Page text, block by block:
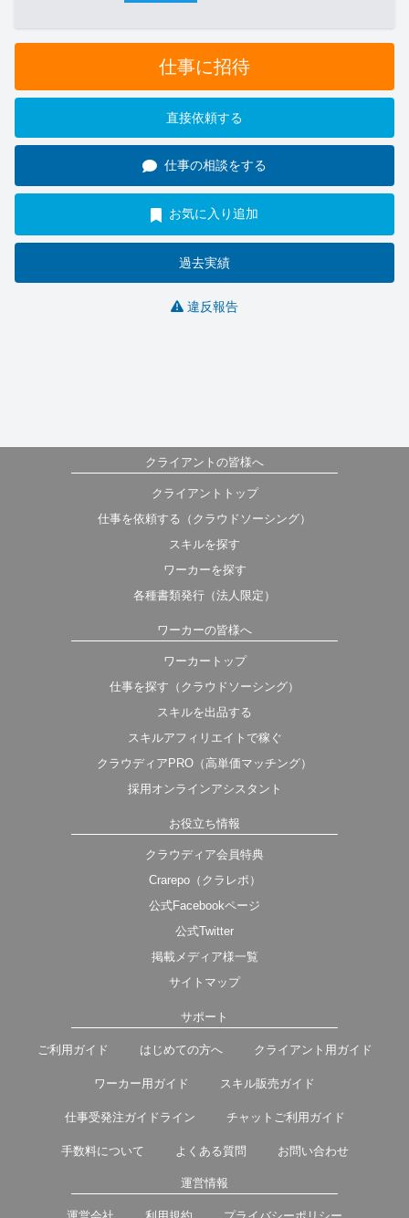
仕事に招待
直接依頼する
仕事の相談をする
お気に入り追加
過去実績
違反報告
クライアントの皆様へ
クライアントトップ
仕事を依頼する（クラウドソーシング）
スキルを探す
ワーカーを探す
各種書類発行（法人限定）
ワーカーの皆様へ
ワーカートップ
仕事を探す（クラウドソーシング）
スキルを出品する
スキルアフィリエイトで稼ぐ
クラウディアPRO（高単価マッチング）
採用オンラインアシスタント
お役立ち情報
クラウディア会員特典
Crarepo（クラレポ）
公式Facebookページ
公式Twitter
掲載メディア様一覧
サイトマップ
サポート
ご利用ガイド はじめての方へ クライアント用ガイド
ワーカー用ガイド スキル販売ガイド
仕事受発注ガイドライン チャットご利用ガイド
手数料について よくある質問 お問い合わせ
運営情報